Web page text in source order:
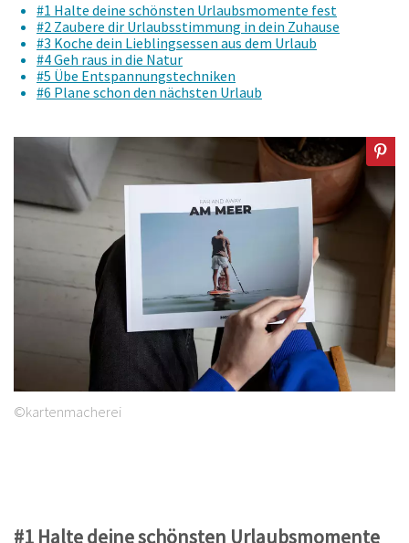
#1 Halte deine schönsten Urlaubsmomente fest
#2 Zaubere dir Urlaubsstimmung in dein Zuhause
#3 Koche dein Lieblingsessen aus dem Urlaub
#4 Geh raus in die Natur
#5 Übe Entspannungstechniken
#6 Plane schon den nächsten Urlaub
©kartenmacherei
#1 Halte deine schönsten Urlaubsmomente